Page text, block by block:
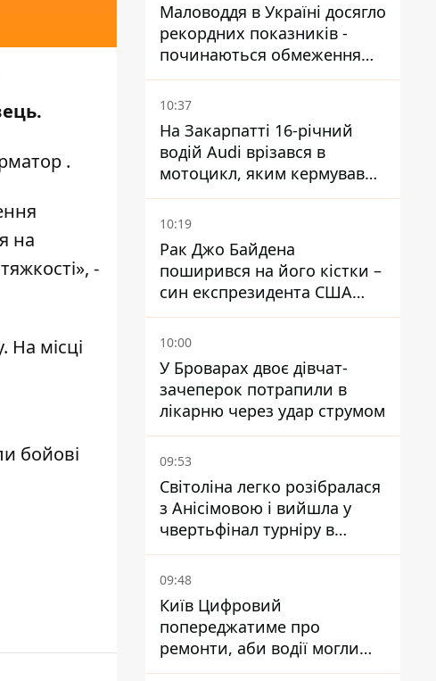
.
на
-
На місці
бойові
Маловоддя в Україні досягло
рекордних показників -
починаються обмеження
водопостачання
10:37
На Закарпатті 16-річний
водій Audi врізався в
мотоцикл, яким кермував
10-річний хлопчик
10:19
Рак Джо Байдена
поширився на його кістки –
син експрезидента США
розповів, що хвороба
батька прогресує
10:00
У Броварах двоє дівчат-
зачеперок потрапили в
лікарню через удар струмом
09:53
Світоліна легко розібралася
з Анісімовою і вийшла у
чвертьфінал турніру в
Торонто
09:48
Київ Цифровий
попереджатиме про
ремонти, аби водії могли
уникати ділянок із заторами